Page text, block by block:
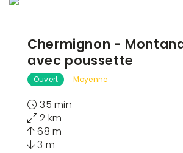
Chermignon -
avec poussette
Ouvert Moyenne
35 min
2 km
68 m
3 m